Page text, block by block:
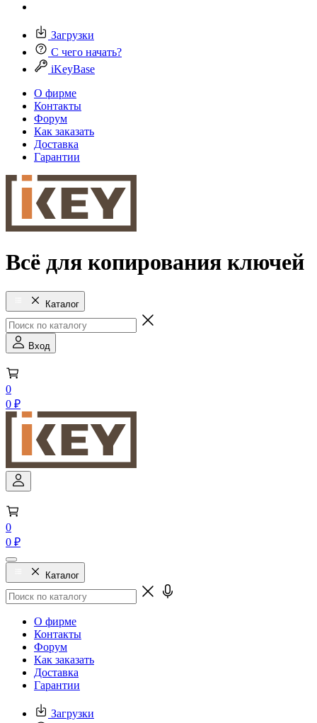
Загрузки
С чего начать?
iKeyBase
О фирме
Контакты
Форум
Как заказать
Доставка
Гарантии
Всё для копирования ключей
Каталог
Вход
0
0 ₽
0
0 ₽
Каталог
О фирме
Контакты
Форум
Как заказать
Доставка
Гарантии
Загрузки